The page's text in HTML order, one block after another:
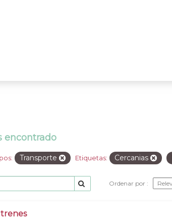
encontrado
Transporte Etiquetas: Cercanias
Ordenar por